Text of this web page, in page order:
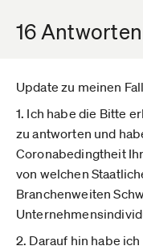
16 Antworten
Update zu meinen
1. Ich habe die Bitte
zu antworten und
Coronabedingtheit
von welchen
Branchenweiten
2. Darauf hin habe